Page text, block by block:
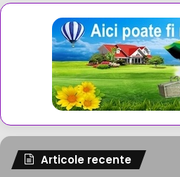
Articole recente